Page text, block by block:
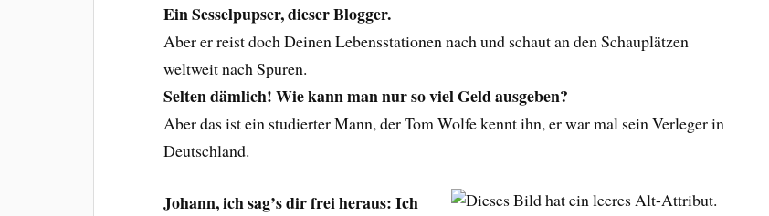
Ein Sesselpupser, dieser Blogger.
Aber er reist doch Deinen Lebensstationen nach und schaut an den Schauplätzen
weltweit nach Spuren.
Selten dämlich! Wie kann man nur so viel Geld ausgeben?
Aber das ist ein studierter Mann, der Tom Wolfe kennt ihn, er war mal sein Verleger in
Deutschland.
Johann, ich sag’s dir frei heraus: Ich